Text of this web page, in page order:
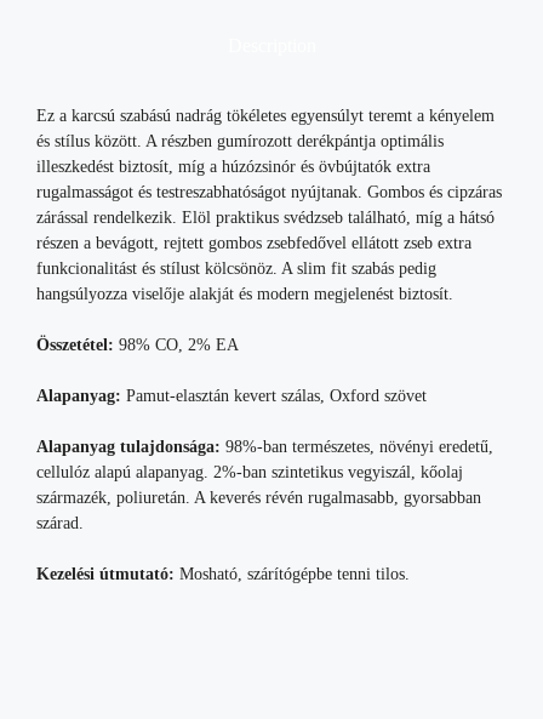
Ez a karcsú szabású nadrág tökéletes egyensúlyt teremt a kényelem
és stílus között. A részben gumírozott derékpántja optimális
illeszkedést biztosít, míg a húzózsinór és övbújtatók extra
rugalmasságot és testreszabhatóságot nyújtanak. Gombos és cipzáras
zárással rendelkezik. Elöl praktikus svédzseb található, míg a hátsó
részen a bevágott, rejtett gombos zsebfedővel ellátott zseb extra
funkcionalitást és stílust kölcsönöz. A slim fit szabás pedig
hangsúlyozza viselője alakját és modern megjelenést biztosít.
Összetétel: 98% CO, 2% EA
Alapanyag: Pamut-elasztán kevert szálas, Oxford szövet
Alapanyag tulajdonsága: 98%-ban természetes, növényi eredetű,
cellulóz alapú alapanyag. 2%-ban szintetikus vegyiszál, kőolaj
származék, poliuretán. A keverés révén rugalmasabb, gyorsabban
szárad.
Kezelési útmutató: Mosható, szárítógépbe tenni tilos.